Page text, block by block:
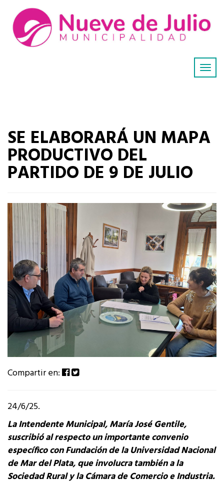
SE ELABORARÁ UN MAPA
PRODUCTIVO DEL
PARTIDO DE 9 DE JULIO
Compartir en:
24/6/25.
La Intendente Municipal, María José Gentile,
suscribió al respecto un importante convenio
específico con Fundación de la Universidad Nacional
de Mar del Plata, que involucra también a la
Sociedad Rural y la Cámara de Comercio e Industria.